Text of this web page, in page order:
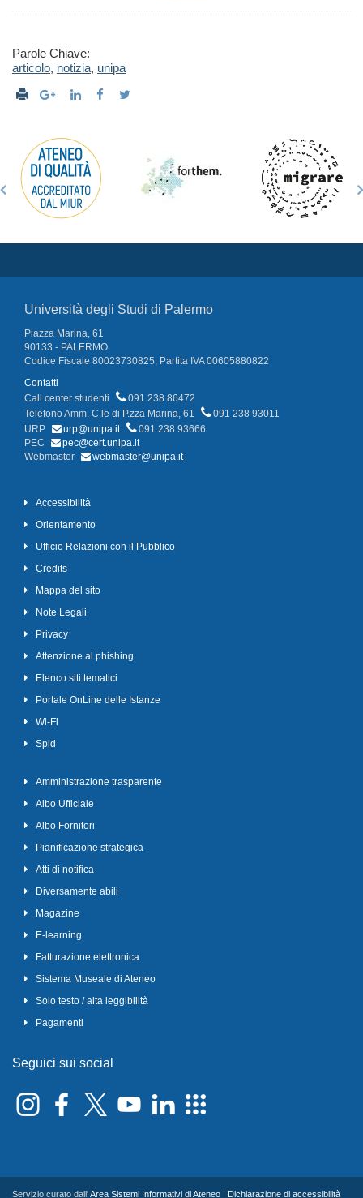
Parole Chiave:
articolo, notizia, unipa
Università degli Studi di Palermo
Piazza Marina, 61
90133 - PALERMO
Codice Fiscale 80023730825, Partita IVA 00605880822
Contatti
Call center studenti
091 238 86472
Telefono Amm. C.le di P.zza Marina, 61
091 238 93011
URP
urp@unipa.it
091 238 93666
PEC
pec@cert.unipa.it
Webmaster
webmaster@unipa.it
Accessibilità
Orientamento
Ufficio Relazioni con il Pubblico
Credits
Mappa del sito
Note Legali
Privacy
Attenzione al phishing
Elenco siti tematici
Portale OnLine delle Istanze
Wi-Fi
Spid
Amministrazione trasparente
Albo Ufficiale
Albo Fornitori
Pianificazione strategica
Atti di notifica
Diversamente abili
Magazine
E-learning
Fatturazione elettronica
Sistema Museale di Ateneo
Solo testo / alta leggibilità
Pagamenti
Seguici sui social
Servizio curato dall'Area Sistemi Informativi di Ateneo Dichiarazione di accessibilità